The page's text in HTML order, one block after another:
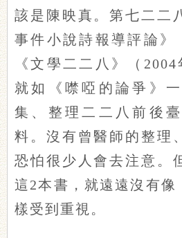
該是陳映真。第七二二
事件小說詩報導評論》
《文學二二八》（
就如《噤啞的論爭》
集、整理二二八前後
料。沒有曾醫師的整理
恐怕很少人會去注意。
這2本書，就遠遠沒有像
樣受到重視。